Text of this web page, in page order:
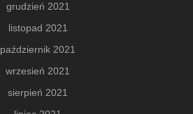
grudzień 2021
listopad 2021
październik 2021
wrzesień 2021
sierpień 2021